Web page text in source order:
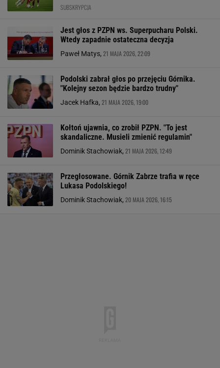
SUBSKRYPCJA
Jest głos z PZPN ws. Superpucharu Polski.
Wtedy zapadnie ostateczna decyzja
Paweł Matys, 21 MAJA 2026, 22:09
Podolski zabrał głos po przejęciu Górnika.
"Kolejny sezon będzie bardzo trudny"
Jacek Hafka, 21 MAJA 2026, 19:00
Kołtoń ujawnia, co zrobił PZPN. "To jest
skandaliczne. Musieli zmienić regulamin"
Dominik Stachowiak, 21 MAJA 2026, 12:49
Przegłosowane. Górnik Zabrze trafia w ręce
Lukasa Podolskiego!
Dominik Stachowiak, 20 MAJA 2026, 16:15